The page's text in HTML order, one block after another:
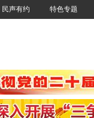
民声有约 特色专题